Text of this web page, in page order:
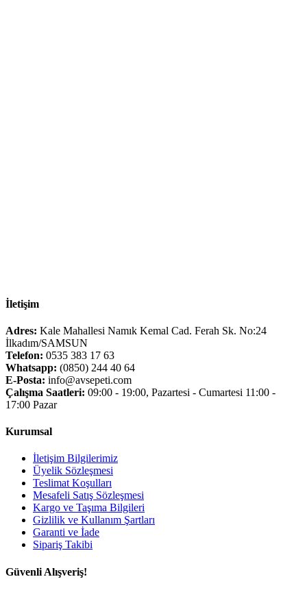
İletişim
Adres: Kale Mahallesi Namık Kemal Cad. Ferah Sk. No:24
İlkadım/SAMSUN
Telefon: 0535 383 17 63
Whatsapp: (0850) 244 40 64
E-Posta: info@avsepeti.com
Çalışma Saatleri: 09:00 - 19:00, Pazartesi - Cumartesi 11:00 -
17:00 Pazar
Kurumsal
İletişim Bilgilerimiz
Üyelik Sözleşmesi
Teslimat Koşulları
Mesafeli Satış Sözleşmesi
Kargo ve Taşıma Bilgileri
Gizlilik ve Kullanım Şartları
Garanti ve İade
Sipariş Takibi
Güvenli Alışveriş!